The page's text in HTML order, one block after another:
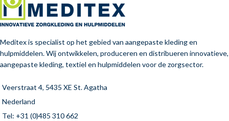
Meditex is specialist op het gebied van aangepaste kleding en
hulpmiddelen. Wij ontwikkelen, produceren en distribueren innovatieve,
aangepaste kleding, textiel en hulpmiddelen voor de zorgsector.
Veerstraat 4, 5435 XE St. Agatha
Nederland
Tel: +31 (0)485 310 662